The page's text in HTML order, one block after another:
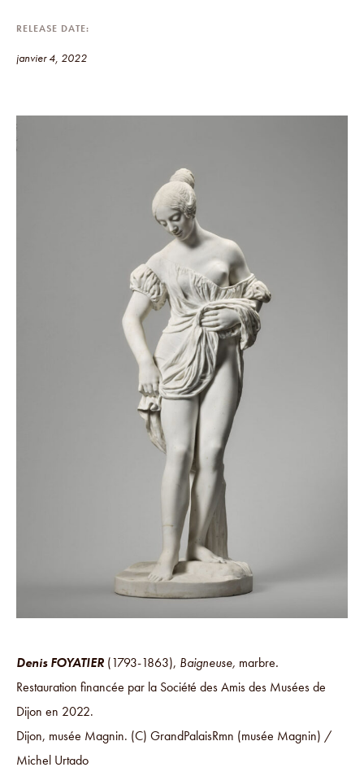
Denis FOYATIER (1793-1863), Baigneuse, marbre.
Restauration financée par la Société des Amis des Musées de
Dijon en 2022.
Dijon, musée Magnin. (C) GrandPalaisRmn (musée Magnin) /
Michel Urtado
RELEASE DATE
janvier 4, 2022